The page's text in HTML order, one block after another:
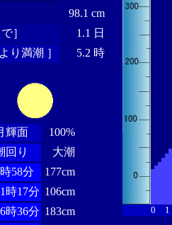
98.1 cm
］
1.1 日
り満潮 ］
5.2 時
輝面
100%
回り
大潮
58分
177cm
時17分 106cm
時36分 183cm
0 1